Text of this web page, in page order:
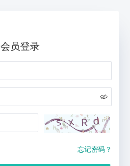
会员登录
忘记密码？